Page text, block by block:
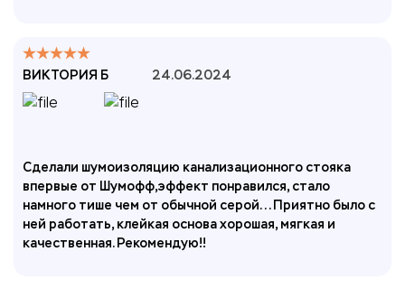
ВИКТОРИЯ Б 24.06.2024
Сделали шумоизоляцию канализационного стояка
впервые от Шумофф,эффект понравился, стало
намного тише чем от обычной серой... Приятно было с
ней работать, клейкая основа хорошая, мягкая и
качественная. Рекомендую!!